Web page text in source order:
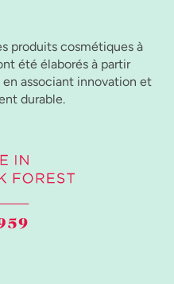
produits cosmétiques à
été élaborés à partir
associant innovation et
durable.